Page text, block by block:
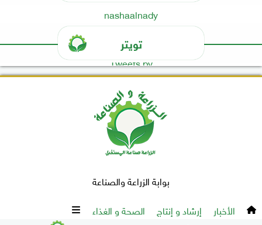
nashaalnady
تويتر
Tweets by
بوابة الزراعة والصناعة
الأخبار
إرشاد و إنتاج
الصحة و الغذاء